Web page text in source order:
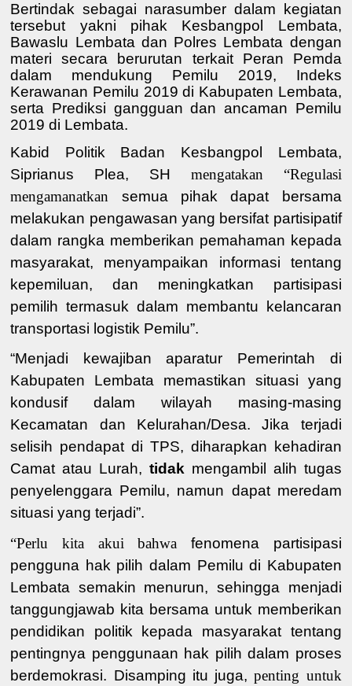
Bertindak sebagai narasumber dalam kegiatan
tersebut yakni pihak Kesbangpol Lembata,
Bawaslu Lembata dan Polres Lembata dengan
materi secara berurutan terkait Peran Pemda
dalam mendukung Pemilu 2019, Indeks
Kerawanan Pemilu 2019di Kabupaten Lembata,
serta Prediksi gangguan dan ancaman Pemilu
2019 di Lembata.
Kabid Politik Badan Kesbangpol Lembata,
Siprianus Plea,
SH
mengatakan “Regulasi
mengamanatkan semua pihak dapat bersama
melakukan pengawasan yang bersifat partisipatif
dalam rangka memberikan pemahaman kepada
masyarakat, menyampaikan informasi tentang
kepemiluan, dan meningkatkan partisipasi
pemilih termasuk dalam membantu kelancaran
transportasi logistik Pemilu”.
“Menjadi kewajiban aparatur Pemerintah di
Kabupaten Lembata
memastikan situasi
yang
kondusif dalam wilayah masing-masing
Kecamatan
dan Kelurahan/Desa.
Jika terjadi
selisih pendapat di TPS, diharapkan kehadiran
Camatatau Lurah, tidak mengambil alih tugas
penyelenggara Pemilu, namun dapat meredam
situasi yang terjadi”.
“Perlu kita akui bahwa fenomena partisipasi
pengguna hak pilih dalam Pemilu di Kabupaten
Lembata semakin menurun, sehingga menjadi
tanggungjawab kita bersama untuk memberikan
pendidikan politik kepada masyarakat tentang
pentingnya penggunaan hak pilih dalam proses
berdemokrasi. Disamping itu juga,penting untuk